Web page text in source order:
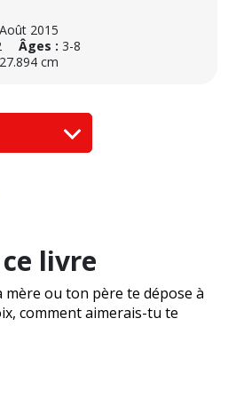
Août 2015
Âges : 3-8
cm
livre
mère ou ton père te dépose à
comment aimerais-tu te